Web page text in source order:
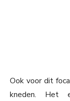
Ook voor dit
kneden.